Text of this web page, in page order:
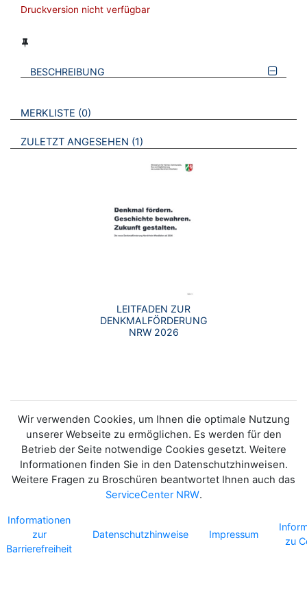
Druckversion nicht verfügbar
BESCHREIBUNG
VERWEISE AUF VERMERKTE- ODER ZULETZT ANGESEHENE
MERKLISTE 0 BROSCHÜREN
ZULETZT ANGESEHEN 1 BROSCHÜREN
LEITFADEN ZUR
DENKMALFÖRDERUNG
NRW 2026
Wir verwenden Cookies, um Ihnen die optimale Nutzung
unserer Webseite zu ermöglichen. Es werden für den
Betrieb der Seite notwendige Cookies gesetzt. Weitere
Informationen finden Sie in den Datenschutzhinweisen.
Weitere Fragen zu Broschüren beantwortet Ihnen auch das
ServiceCenter NRW.
Informationen
zur
Barrierefreiheit
Datenschutzhinweise Impressum
zu